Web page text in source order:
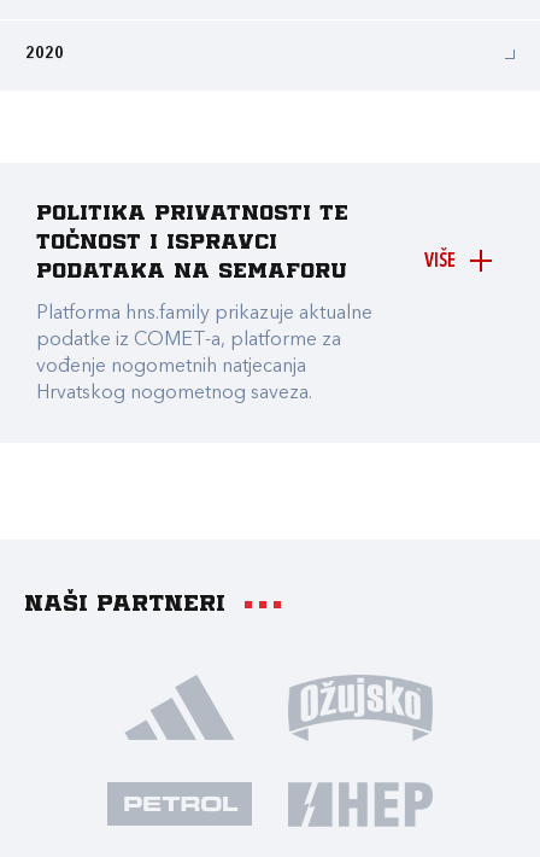
2020
VIŠE
Politika privatnosti te
točnost i ispravci
podataka na Semaforu
Platforma hns.family prikazuje aktualne
podatke iz COMET-a, platforme za
vođenje nogometnih natjecanja
Hrvatskog nogometnog saveza.
Naši partneri